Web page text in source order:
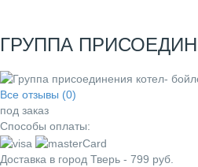
ГРУППА
Все отзывы (0)
под заказ
Способы оплаты:
Доставка в город Тверь - 799 руб.